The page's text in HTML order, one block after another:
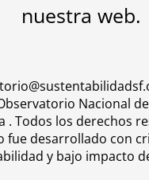
nuestra web.
Nacional
. Todos los derechos
fue desarrollado con
y bajo impacto